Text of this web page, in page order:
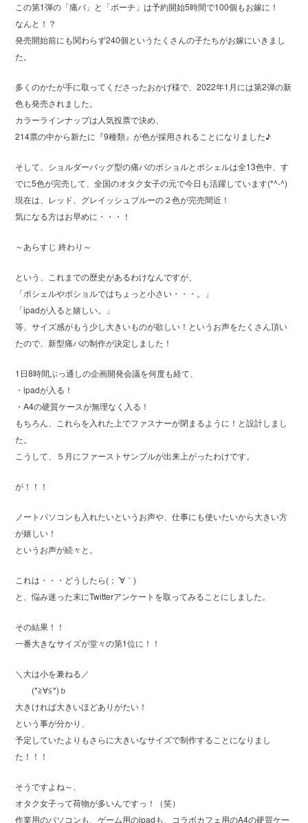
この第1弾の「痛バ」と「ポーチ」は予約開始5時間で100個もお嫁に！
なんと！？
発売開始前にも関わらず240個というたくさんの子たちがお嫁にいきまし
た。
多くのかたが手に取ってくださったおかげ様で、2022年1月には第2弾の新
色も発売されました。
カラーラインナップは人気投票で決め、
214票の中から新たに『9種類』が色が採用されることになりました♪
そして、ショルダーバッグ型の痛バのポショルとポシェルは全13色中、す
でに5色が完売して、全国のオタク女子の元で今日も活躍しています(*^-^)
現在は、レッド、グレイッシュブルーの２色が完売間近！
気になる方はお早めに・・・！
～あらすじ 終わり～
という、これまでの歴史があるわけなんですが、
「ポシェルやポショルではちょっと小さい・・・。」
「ipadが入ると嬉しい。」
等、サイズ感がもう少し大きいものが欲しい！というお声をたくさん頂い
たので、新型痛バの制作が決定しました！
1日8時間ぶっ通しの企画開発会議を何度も経て、
・ipadが入る！
・A4の硬質ケースが無理なく入る！
もちろん、これらを入れた上でファスナーが閉まるように！と設計しまし
た。
こうして、５月にファーストサンプルが出来上がったわけです。
が！！！
ノートパソコンも入れたいというお声や、仕事にも使いたいから大きい方
が嬉しい！
というお声が続々と。
これは・・・どうしたら(；´∀｀)
と、悩み迷った末にTwitterアンケートを取ってみることにしました。
その結果！！
一番大きなサイズが堂々の第1位に！！
＼大は小を兼ねる／
(*≧∀≦*)ｂ
大きければ大きいほどありがたい！
という事が分かり、
予定していたよりもさらに大きいなサイズで制作することになりまし
た！！！
そうですよね～、
オタク女子って荷物が多いんですっ！（笑）
作業用のパソコンも、ゲーム用のipadも、コラボカフェ用のA4の硬質ケー